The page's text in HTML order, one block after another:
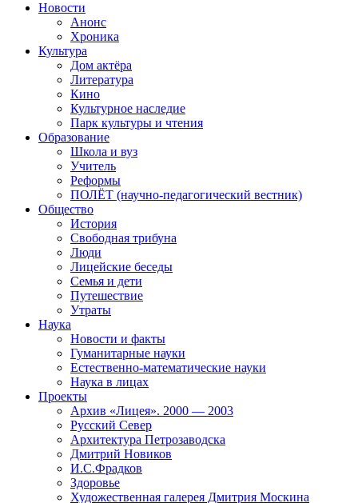
Новости
Анонс
Хроника
Культура
Дом актёра
Литература
Кино
Культурное наследие
Парк культуры и чтения
Образование
Школа и вуз
Учитель
Реформы
ПОЛЁТ (научно-педагогический вестник)
Общество
История
Свободная трибуна
Люди
Лицейские беседы
Семья и дети
Путешествие
Утраты
Наука
Новости и факты
Гуманитарные науки
Естественно-математические науки
Наука в лицах
Проекты
Архив «Лицея». 2000 — 2003
Русский Север
Архитектура Петрозаводска
Дмитрий Новиков
И.С.Фрадков
Здоровье
Художественная галерея Дмитрия Москина